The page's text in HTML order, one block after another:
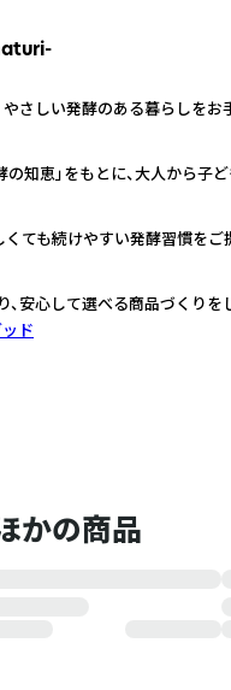
さしい発酵のある暮らしをお
知恵」をもとに、大人から子
くても続けやすい発酵習慣をご
、安心して選べる商品づくりを
ド
かの商品